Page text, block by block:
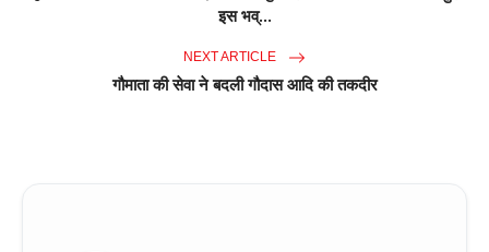
इस भव्...
NEXT ARTICLE
गौमाता की सेवा ने बदली गौदास आदि की तकदीर